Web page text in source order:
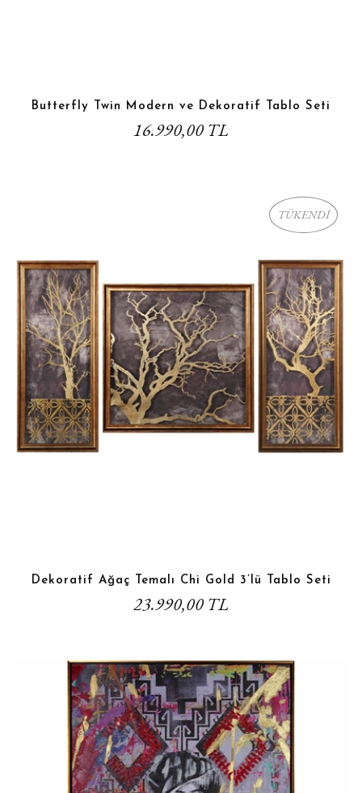
Butterfly Twin Modern ve Dekoratif Tablo Seti
16.990,00 TL
TÜKENDİ
Dekoratif Ağaç Temalı Chi Gold 3’lü Tablo Seti
23.990,00 TL